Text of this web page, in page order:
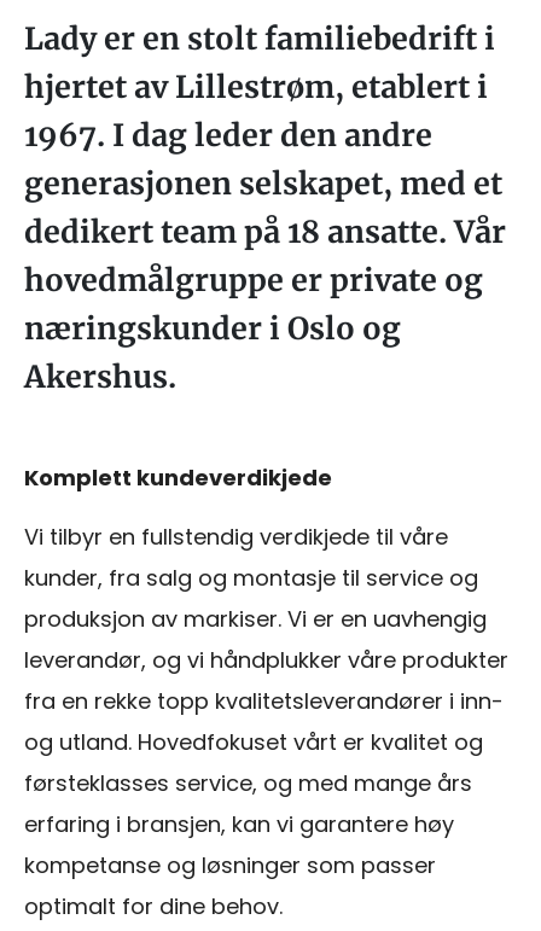
Lady er en stolt familiebedrift i
hjertet av Lillestrøm, etablert i
1967. I dag leder den andre
generasjonen selskapet, med et
dedikert team på 18 ansatte. Vår
hovedmålgruppe er private og
næringskunder i Oslo og
Akershus.
Komplett kundeverdikjede
Vi tilbyr en fullstendig verdikjede til våre
kunder, fra salg og montasje til service og
produksjon av markiser. Vi er en uavhengig
leverandør, og vi håndplukker våre produkter
fra en rekke topp kvalitetsleverandører i inn-
og utland. Hovedfokuset vårt er kvalitet og
førsteklasses service, og med mange års
erfaring i bransjen, kan vi garantere høy
kompetanse og løsninger som passer
optimalt for dine behov.